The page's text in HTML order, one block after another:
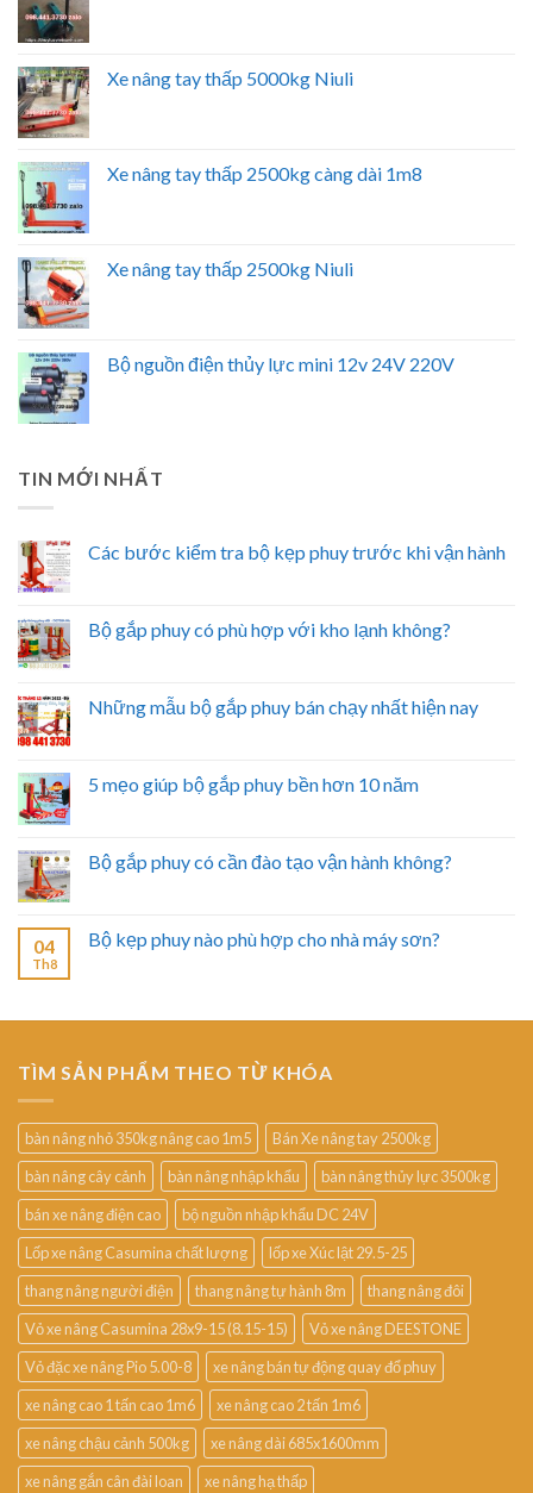
Xe nâng tay thấp 5000kg Niuli
Xe nâng tay thấp 2500kg càng dài 1m8
Xe nâng tay thấp 2500kg Niuli
Bộ nguồn điện thủy lực mini 12v 24V 220V
TIN MỚI NHẤT
Các bước kiểm tra bộ kẹp phuy trước khi vận hành
Bộ gắp phuy có phù hợp với kho lạnh không?
Những mẫu bộ gắp phuy bán chạy nhất hiện nay
5 mẹo giúp bộ gắp phuy bền hơn 10 năm
Bộ gắp phuy có cần đào tạo vận hành không?
04
Th8
Bộ kẹp phuy nào phù hợp cho nhà máy sơn?
TÌM SẢN PHẨM THEO TỪ KHÓA
bàn nâng nhỏ 350kg nâng cao 1m5
Bán Xe nâng tay 2500kg
bàn nâng cây cảnh
bàn nâng nhập khẩu
bàn nâng thủy lực 3500kg
bán xe nâng điện cao
bộ nguồn nhập khẩu DC 24V
Lốp xe nâng Casumina chất lượng
lốp xe Xúc lật 29.5-25
thang nâng người điện
thang nâng tự hành 8m
thang nâng đôi
Vỏ xe nâng Casumina 28x9-15 (8.15-15)
Vỏ xe nâng DEESTONE
Vỏ đặc xe nâng Pio 5.00-8
xe nâng bán tự động quay đổ phuy
xe nâng cao 1 tấn cao 1m6
xe nâng cao 2 tấn 1m6
xe nâng chậu cảnh 500kg
xe nâng dài 685x1600mm
xe nâng gắn cân đài loan
xe nâng hạ thấp